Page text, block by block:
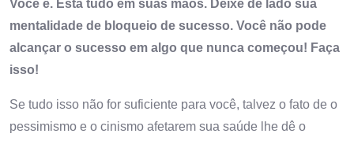
Você é. Está tudo em suas mãos. Deixe de lado sua
mentalidade de bloqueio de sucesso. Você não pode
alcançar o sucesso em algo que nunca começou! Faça
isso!
Se tudo isso não for suficiente para você, talvez o fato de o
pessimismo e o cinismo afetarem sua saúde lhe dê o